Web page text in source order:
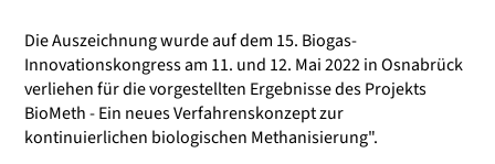
Die Auszeichnung wurde auf dem 15. Biogas-
Innovationskongress am 11. und 12. Mai 2022 in Osnabrück
verliehen für die vorgestellten Ergebnisse des Projekts
BioMeth - Ein neues Verfahrenskonzept zur
kontinuierlichen biologischen Methanisierung".